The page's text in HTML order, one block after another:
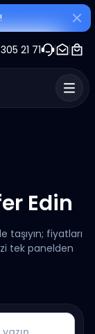
21 71
Edin
fiyatları
tek panelden